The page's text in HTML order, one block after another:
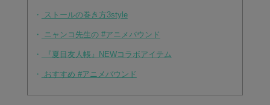
・ ストールの巻き方3style
・ ニャンコ先生の #アニメバウンド
・ 『夏目友人帳』NEWコラボアイテム
・ おすすめ #アニメバウンド